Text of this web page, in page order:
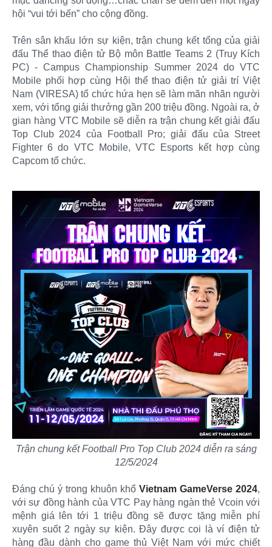
hội “vui tới bến” cho cộng đồng.
Trên sân khấu lớn sự kiện, trận chung kết tổng của giải
đấu Thể thao điện tử Bộ môn Battle Teams 2 (Truy Kích
PC) - Campus Championship Summer 2024 do VTC
Mobile phối hợp cùng Hội thể thao điện tử giải trí Việt
Nam (VIRESA) tổ chức hứa hẹn sẽ làm mãn nhãn người
xem, với tổng giải thưởng gần 200 triệu đồng. Ngoài ra, ở
gian hàng VTC Mobile sẽ diễn ra trận chung kết giải đấu
Top Club 2024 của Football Pro; giải đấu của Street
Fighter 6 do VTC Mobile, VTC Esports kết hợp cùng
Capcom tổ chức.
Trận chung kết Football Pro Top Club 2024 diễn ra sáng
12/5/2024
Đáng chú ý trong khuôn khổ Vietnam GameVerse 2024,
với sự đồng hành của VTC Pay hàng ngàn thẻ Vcoin với
mệnh giá lên tới 1 triệu đồng sẽ được tặng miễn phí
xuyên suốt 2 ngày sự kiện. Đây được coi là ví điện tử
hàng đầu dành cho game thủ Việt Nam với mức chiết